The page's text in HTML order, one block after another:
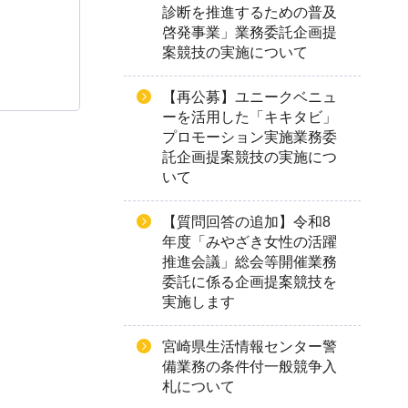
診断を推進するための普及
啓発事業」業務委託企画提
案競技の実施について
【再公募】ユニークベニュ
ーを活用した「キキタビ」
プロモーション実施業務委
託企画提案競技の実施につ
いて
【質問回答の追加】令和8
年度「みやざき女性の活躍
推進会議」総会等開催業務
委託に係る企画提案競技を
実施します
宮崎県生活情報センター警
備業務の条件付一般競争入
札について